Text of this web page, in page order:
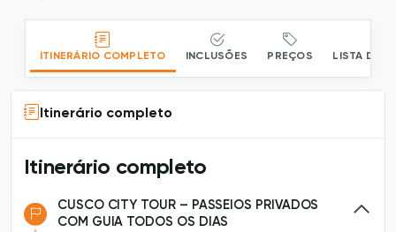
ITINERÁRIO COMPLETO INCLUSÕES PREÇOS LISTA DE
Itinerário completo
Itinerário completo
CUSCO CITY TOUR – PASSEIOS PRIVADOS
COM GUIA TODOS OS DIAS